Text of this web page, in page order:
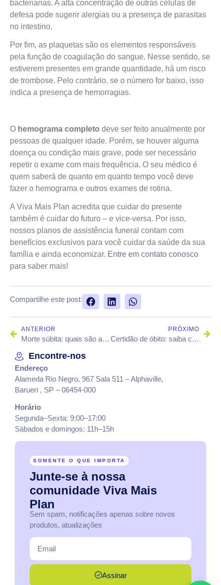
bacterianas. A alta concentração de outras células de
defesa pode sugerir alergias ou a presença de parasitas
no intestino.
Por fim, as plaquetas são os elementos responsáveis
pela função de coagulação do sangue. Nesse sentido, se
estiverem presentes em grande quantidade, há um risco
de trombose. Pelo contrário, se o número for baixo, isso
indica a presença de hemorragias.
O hemograma completo deve ser feito anualmente por
pessoas de qualquer idade. Porém, se houver alguma
doença ou condição mais grave, pode ser necessário
repetir o exame com mais frequência. O seu médico é
quem saberá de quanto em quanto tempo você deve
fazer o hemograma e outros exames de rotina.
A Viva Mais Plan acredita que cuidar do presente
também é cuidar do futuro – e vice-versa. Por isso,
nossos planos de assistência funeral contam com
benefícios exclusivos para você cuidar da saúde da sua
família e ainda economizar. Entre em contato conosco
para saber mais!
Compartilhe este post:
ANTERIOR
Morte súbita: quais são as principais causas?
PRÓXIMO
Certidão de óbito: saiba como lidar com a burocracia
Encontre-nos
Endereço
Alameda Rio Negro, 967 Sala 511 – Alphaville,
Barueri , SP – 06454-000
Horário
Segunda–Sexta: 9:00–17:00
Sábados e domingos: 11h–15h
SOMENTE O QUE IMPORTA
Junte-se à nossa
comunidade Viva Mais
Plan
Sem spam, notificações apenas sobre novos
produtos, atualizações
Assinar